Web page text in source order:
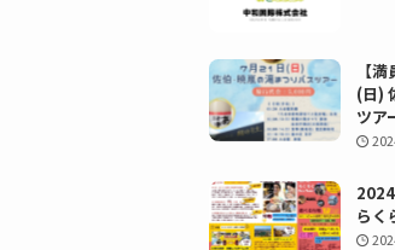
【
(日)
ツア
らく